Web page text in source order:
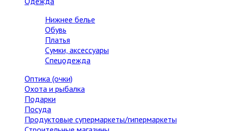
Нижнее белье
Обувь
Платья
Сумки, аксессуары
Спецодежда
Оптика (очки)
Охота и рыбалка
Подарки
Посуда
Продуктовые супермаркеты/гипермаркеты